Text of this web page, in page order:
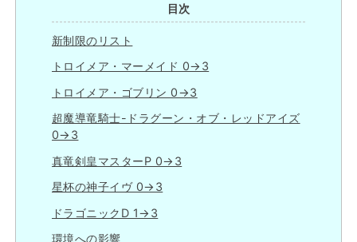
目次
新制限のリスト
トロイメア・マーメイド 0→3
トロイメア・ゴブリン 0→3
超魔導竜騎士-ドラグーン・オブ・レッドアイズ
0→3
真竜剣皇マスターP 0→3
星杯の神子イヴ 0→3
ドラゴニックD 1→3
環境への影響